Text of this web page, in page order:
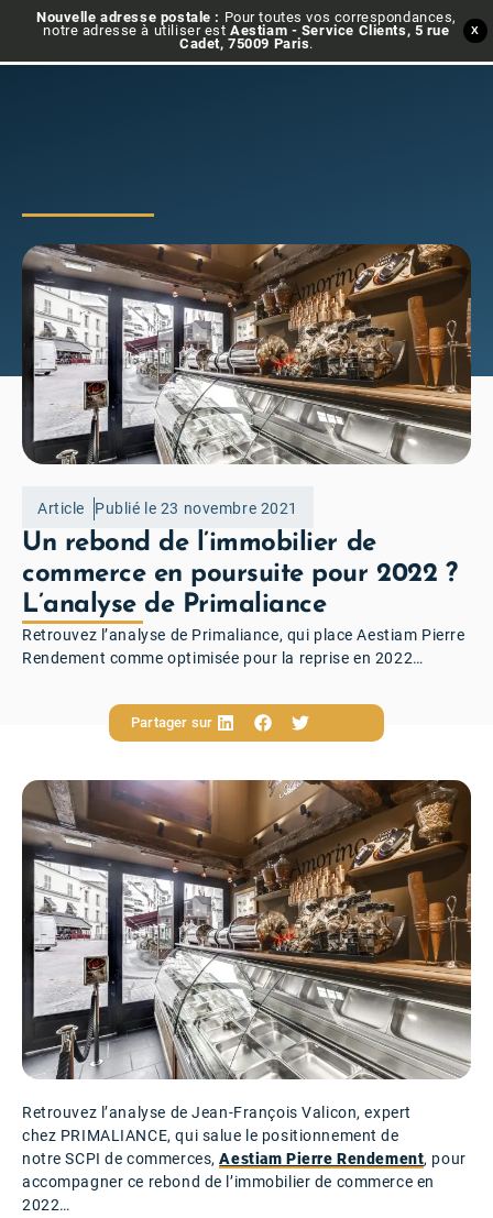
X
Nouvelle adresse postale : Pour toutes vos correspondances,
notre adresse à utiliser estAestiam - Service Clients, 5 rue
Cadet, 75009 Paris.
Article Publié le 23 novembre 2021
Un rebond de l’immobilier de
commerce en poursuite pour 2022 ?
L’analyse de Primaliance
Retrouvez l’analyse de Primaliance, qui place Aestiam Pierre
Rendement comme optimisée pour la reprise en 2022…
Partager sur
Retrouvez l’analyse de Jean-François Valicon, expert
chez PRIMALIANCE, qui salue le positionnement de
notre SCPI de commerces,Aestiam Pierre Rendement, pour
accompagner ce rebond de l’immobilier de commerce en
2022…